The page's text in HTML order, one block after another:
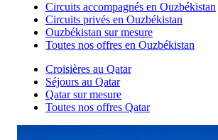
Circuits accompagnés en Ouzbékistan
Circuits privés en Ouzbékistan
Ouzbékistan sur mesure
Toutes nos offres en Ouzbékistan
Croisières au Qatar
Séjours au Qatar
Qatar sur mesure
Toutes nos offres Qatar